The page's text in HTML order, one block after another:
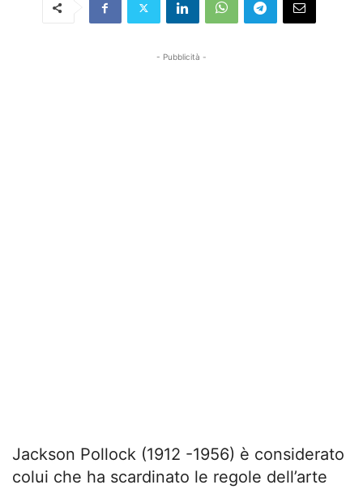
- Pubblicità -
Jackson Pollock (1912 -1956) è considerato
colui che ha scardinato le regole dell’arte